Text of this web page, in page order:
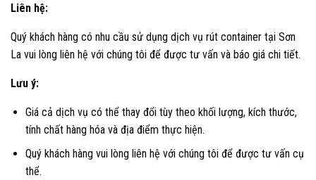
Liên hệ:
Quý khách hàng có nhu cầu sử dụng dịch vụ rút container tại Sơn
La vui lòng liên hệ với chúng tôi để được tư vấn và báo giá chi tiết.
Lưu ý:
Giá cả dịch vụ có thể thay đổi tùy theo khối lượng, kích thước,
tính chất hàng hóa và địa điểm thực hiện.
Quý khách hàng vui lòng liên hệ với chúng tôi để được tư vấn cụ
thể.